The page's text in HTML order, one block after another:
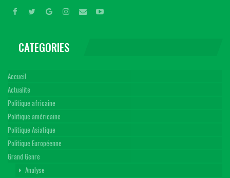
CATEGORIES
Accueil
Actualite
Politique africaine
Politique américaine
Politique Asiatique
Politique Européenne
Grand Genre
Analyse